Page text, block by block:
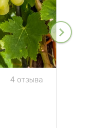
4 отзыва